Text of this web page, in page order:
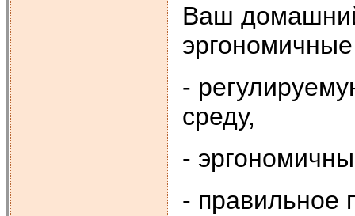
Ваш
-
среду,
-
- правильное